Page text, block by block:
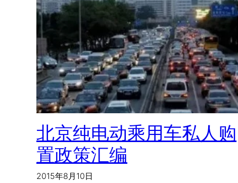
北京纯电动乘用车私人购
置政策汇编
2015年8月10日